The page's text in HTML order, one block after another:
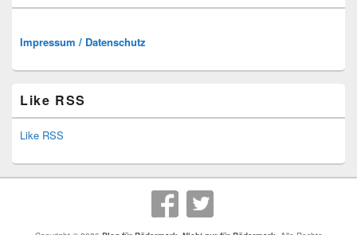
Impressum / Datenschutz
Like RSS
Like RSS